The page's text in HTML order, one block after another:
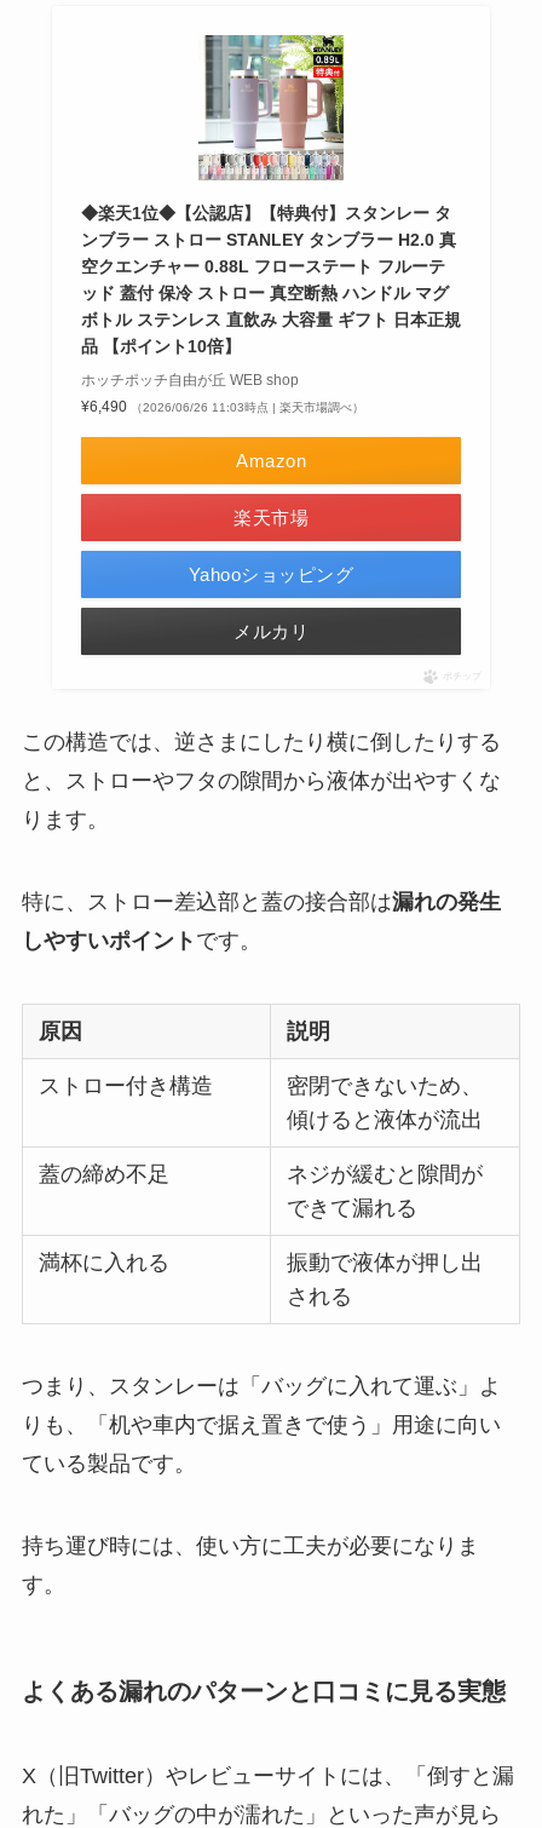
◆楽天1位◆【公認店】【特典付】スタンレー タ
ンブラー ストロー STANLEY タンブラー H2.0 真
空クエンチャー 0.88L フローステート フルーテ
ッド 蓋付 保冷 ストロー 真空断熱 ハンドル マグ
ボトル ステンレス 直飲み 大容量 ギフト 日本正規
品 【ポイント10倍】
ホッチポッチ自由が丘 WEB shop
¥6,490
（2026/06/26 11:03時点 | 楽天市場調べ）
Amazon
楽天市場
Yahooショッピング
メルカリ
ポチップ
この構造では、逆さまにしたり横に倒したりする
と、ストローやフタの隙間から液体が出やすくな
ります。
特に、ストロー差込部と蓋の接合部は漏れの発生
しやすいポイント です。
原因 説明
ストロー付き構造
密閉できないため、
傾けると液体が流出
蓋の締め不足
ネジが緩むと隙間が
できて漏れる
満杯に入れる
振動で液体が押し出
される
つまり、スタンレーは「バッグに入れて運ぶ」よ
りも、「机や車内で据え置きで使う」用途に向い
ている製品です。
持ち運び時には、使い方に工夫が必要になりま
す。
よくある漏れのパターンと口コミに見る実態
X（旧Twitter）やレビューサイトには、「倒すと漏
れた」「バッグの中が濡れた」といった声が見ら